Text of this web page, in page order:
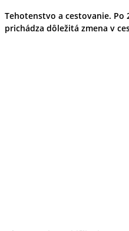
Tehotenstvo a cestovanie.
prichádza dôležitá zmena v